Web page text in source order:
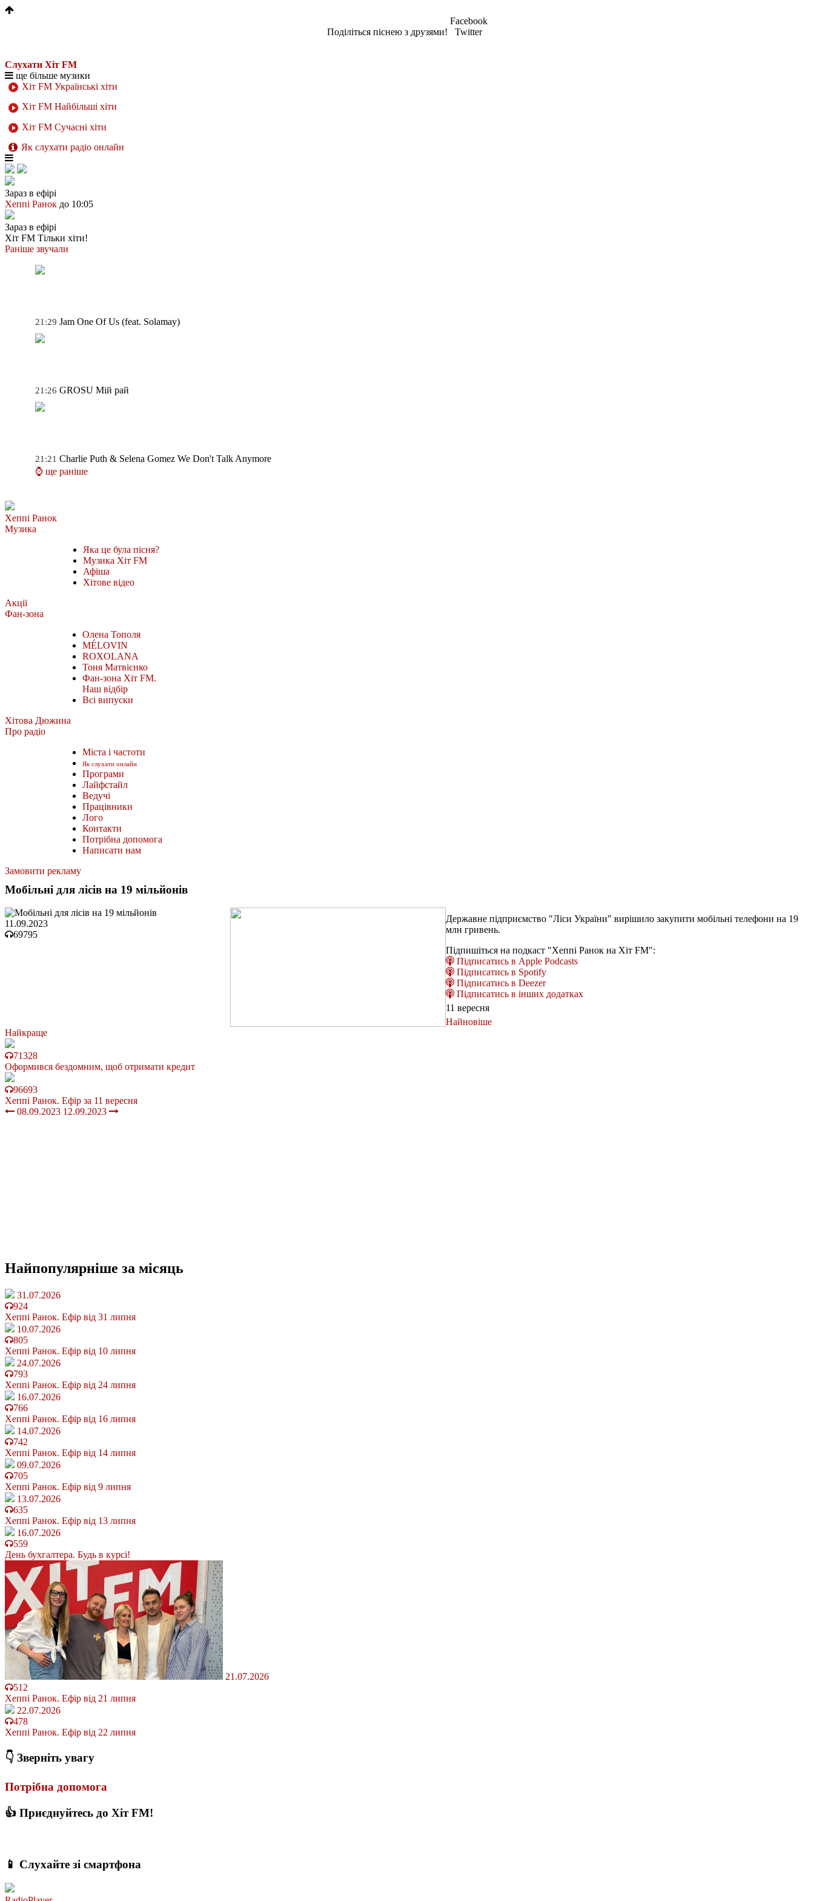
Поділіться піснею з друзями!
Facebook
Twitter
Слухати Хіт FM
ще більше музики
Хіт FM Українські хіти
Хіт FM Найбільші хіти
Хіт FM Сучасні хіти
Як слухати радіо онлайн
Зараз в ефірі
Хеппі Ранок до 10:05
Зараз в ефірі
Хіт FM Тільки хіти!
Раніше звучали
21:29 Jam One Of Us (feat. Solamay)
21:26 GROSU Мій рай
21:21 Charlie Puth & Selena Gomez We Don't Talk Anymore
⌚ ще раніше
Хеппі Ранок
Музика
Яка це була пісня?
Музика Хіт FM
Афіша
Хітове відео
Акції
Фан-зона
Олена Тополя
MÉLOVIN
ROXOLANA
Тоня Матвієнко
Фан-зона Хіт FM.
Наш відбір
Всі випуски
Хітова Дюжина
Про радіо
Міста і частоти
Як слухати онлайн
Програми
Лайфстайл
Ведучі
Працівники
Лого
Контакти
Потрібна допомога
Написати нам
Замовити рекламу
Мобільні для лісів на 19 мільйонів
11.09.2023
69795
Державне підприємство "Ліси України" вирішило закупити мобільні телефони на 19
млн гривень.
Підпишіться на подкаст "Хеппі Ранок на Хіт FM":
Підписатись в Apple Podcasts
Підписатись в Spotify
Підписатись в Deezer
Підписатись в інших додатках
11 вересня
Найновіше
Найкраще
71328
Оформився бездомним, щоб отримати кредит
96693
Хеппі Ранок. Ефір за 11 вересня
08.09.2023 12.09.2023
Найпопулярніше за місяць
31.07.2026
924
Хеппі Ранок. Ефір від 31 липня
10.07.2026
805
Хеппі Ранок. Ефір від 10 липня
24.07.2026
793
Хеппі Ранок. Ефір від 24 липня
16.07.2026
766
Хеппі Ранок. Ефір від 16 липня
14.07.2026
742
Хеппі Ранок. Ефір від 14 липня
09.07.2026
705
Хеппі Ранок. Ефір від 9 липня
13.07.2026
635
Хеппі Ранок. Ефір від 13 липня
16.07.2026
559
День бухгалтера. Будь в курсі!
21.07.2026
512
Хеппі Ранок. Ефір від 21 липня
22.07.2026
478
Хеппі Ранок. Ефір від 22 липня
👇 Зверніть увагу
Потрібна допомога
👍 Приєднуйтесь до Хіт FM!
📱 Слухайте зі смартфона